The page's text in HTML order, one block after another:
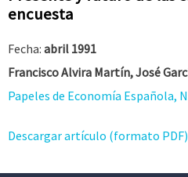
encuesta
Fecha: abril 1991
Francisco Alvira Martín, José
Papeles de Economía Española,
Descargar artículo (formato PDF)